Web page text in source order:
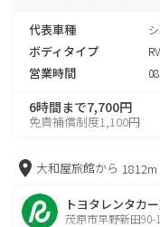
代表車種
ボディタイプ
営業時間
6時間まで7,700円
免責補償制度1,100円
大和屋旅館から 1812m
トヨタレンタカ
茂原市早野新田90-1